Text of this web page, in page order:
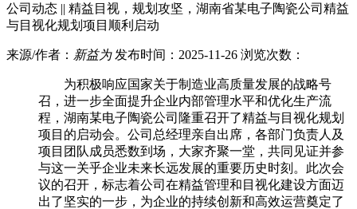
公司动态 || 精益目视，规划攻坚，湖南省某电子陶瓷公司精益
与目视化规划项目顺利启动
来源/作者： 新益为发布时间：2025-11-26 浏览次数：
为积极响应国家关于制造业高质量发展的战略号
召，进一步全面提升企业内部管理水平和优化生产流
程，湖南某电子陶瓷公司隆重召开了精益与目视化规划
项目的启动会。公司总经理亲自出席，各部门负责人及
项目团队成员悉数到场，大家齐聚一堂，共同见证并参
与这一关乎企业未来长远发展的重要历史时刻。此次会
议的召开，标志着公司在精益管理和目视化建设方面迈
出了坚实的一步，为企业的持续创新和高效运营奠定了